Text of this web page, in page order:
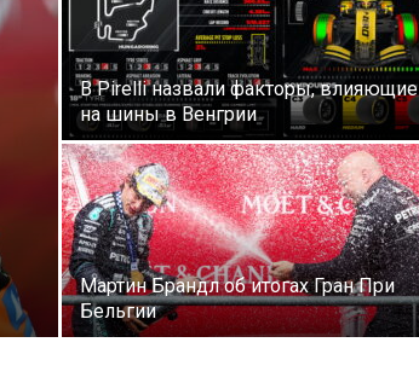
В Pirelli назвали факторы, влияющие
на шины в Венгрии
Мартин Брандл об итогах Гран При
Бельгии